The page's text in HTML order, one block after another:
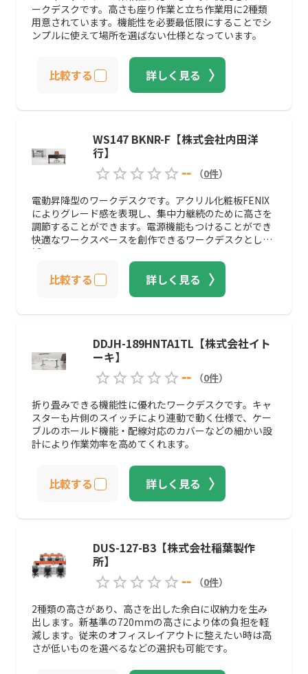
ークデスクです。高さも座り作業と立ち作業用に2種類
用意されています。機能性を必要最低限にすることでシ
ンプルに使えて場所を選ばない仕様となっています。
比較する 詳しく見る
WS147 BKNR-F【株式会社内田洋
行】
--
（0件）
電動昇降型のワークデスクです。アクリル化粧板FENIX
によりグレード感を表現し、集中力継続のために高さを
調節することができます。電源機能もつけることができ
快適なワークスペースを創作できるワークデスクとして
活躍します。
比較する 詳しく見る
DDJH-189HNTA1TL【株式会社イト
ーキ】
--
（0件）
折り畳みできる機能性に優れたワークデスクです。キャ
スターも片側のスイッチにより連動で動く仕様で、ケー
ブルのホールド機能・配線対応のカバーなどの細かい設
計により作業効率を高めてくれます。
比較する 詳しく見る
DUS-127-B3【株式会社稲葉製作
所】
--
（0件）
2種類の高さがあり、高さを出した余白に収納力を生み
出します。新基準の720mmの高さにより体の負担を軽
減します。従来のオフィスレイアウトに整えたい時は高
さが低いものを選べるなどの選択も可能です。